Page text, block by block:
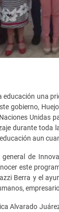
educación una
gobierno,
Unidas
durante toda
aun
de
este
Berra y el
Alvarado